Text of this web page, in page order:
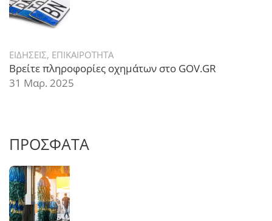
ΕΙΔΗΣΕΙΣ, ΕΠΙΚΑΙΡΟΤΗΤΑ
Βρείτε πληροφορίες οχημάτων στο GOV.GR
31 Μαρ. 2025
ΠΡΟΣΦΑΤΑ